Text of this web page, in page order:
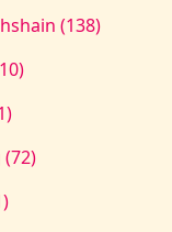
(138)